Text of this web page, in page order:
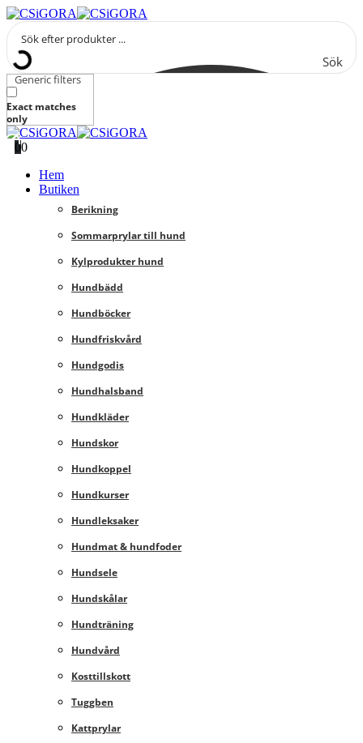
Sök
Generic filters
Exact matches
only
00
Hem
Butiken
Berikning
Sommarprylar till hund
Kylprodukter hund
Hundbädd
Hundböcker
Hundfriskvård
Hundgodis
Hundhalsband
Hundkläder
Hundskor
Hundkoppel
Hundkurser
Hundleksaker
Hundmat & hundfoder
Hundsele
Hundskålar
Hundträning
Hundvård
Kosttillskott
Tuggben
Kattprylar